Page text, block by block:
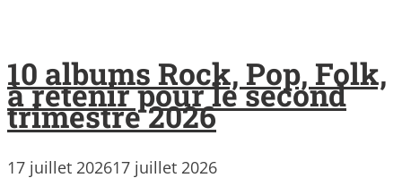
10 albums Rock, Pop, Folk,
à retenir pour le second
trimestre 2026
17 juillet 202617 juillet 2026